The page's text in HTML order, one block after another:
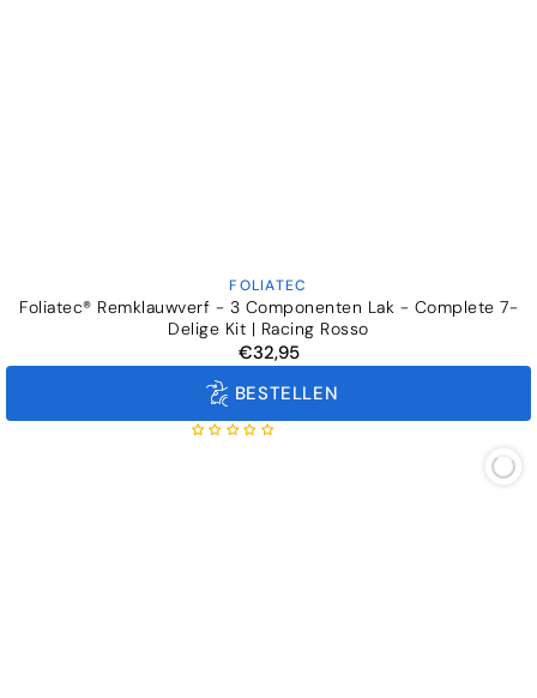
Verkoper:
FOLIATEC
Foliatec® Remklauwverf - 3 Componenten Lak - Complete 7-
Delige Kit | Racing Rosso
Normale
€32,95
BESTELLEN